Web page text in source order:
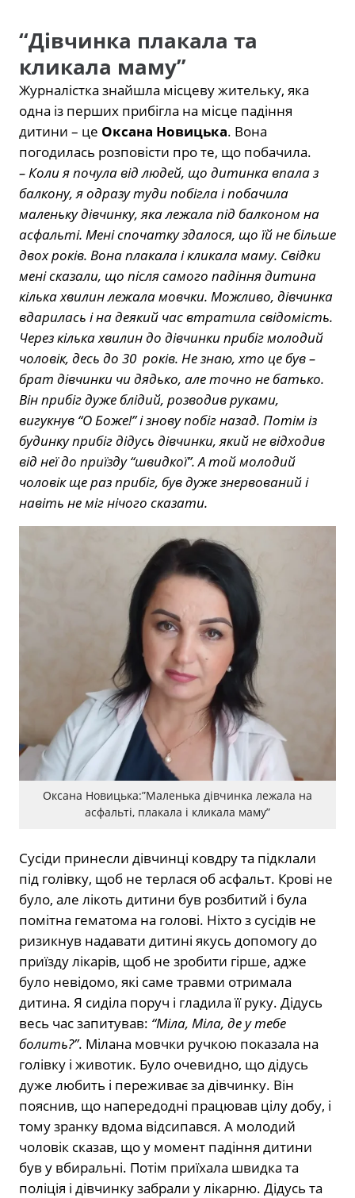
“Дівчинка плакала та
кликала маму”
Журналістка знайшла місцеву жительку, яка
одна із перших прибігла на місце падіння
дитини – це Оксана Новицька. Вона
погодилась розповісти про те, що побачила.
– Коли я почула від людей, що дитинка впала з
балкону, я одразу туди побігла і побачила
маленьку дівчинку, яка лежала під балконом на
асфальті. Мені спочатку здалося, що їй не більше
двох років. Вона плакала і кликала маму. Свідки
мені сказали, що після самого падіння дитина
кілька хвилин лежала мовчки. Можливо, дівчинка
вдарилась і на деякий час втратила свідомість.
Через кілька хвилин до дівчинки прибіг молодий
чоловік, десь до 30 років. Не знаю, хто це був –
брат дівчинки чи дядько, але точно не батько.
Він прибіг дуже блідий, розводив руками,
вигукнув “О Боже!” і знову побіг назад. Потім із
будинку прибіг дідусь дівчинки, який не відходив
від неї до приїзду “швидкої”. А той молодий
чоловік ще раз прибіг, був дуже знервований і
навіть не міг нічого сказати.
Оксана Новицька:”Маленька дівчинка лежала на
асфальті, плакала і кликала маму”
Сусіди принесли дівчинці ковдру та підклали
під голівку, щоб не терлася об асфальт. Крові не
було, але лікоть дитини був розбитий і була
помітна гематома на голові. Ніхто з сусідів не
ризикнув надавати дитині якусь допомогу до
приїзду лікарів, щоб не зробити гірше, адже
було невідомо, які саме травми отримала
дитина. Я сиділа поруч і гладила її руку. Дідусь
весь час запитував: “Міла, Міла, де у тебе
болить?”. Мілана мовчки ручкою показала на
голівку і животик. Було очевидно, що дідусь
дуже любить і переживає за дівчинку. Він
пояснив, що напередодні працював цілу добу, і
тому зранку вдома відсипався. А молодий
чоловік сказав, що у момент падіння дитини
був у вбиральні. Потім приїхала швидка та
поліція і дівчинку забрали у лікарню. Дідусь та